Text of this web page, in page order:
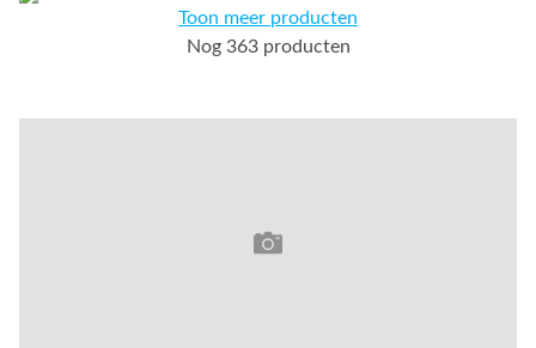
Toon meer producten
Nog 363 producten